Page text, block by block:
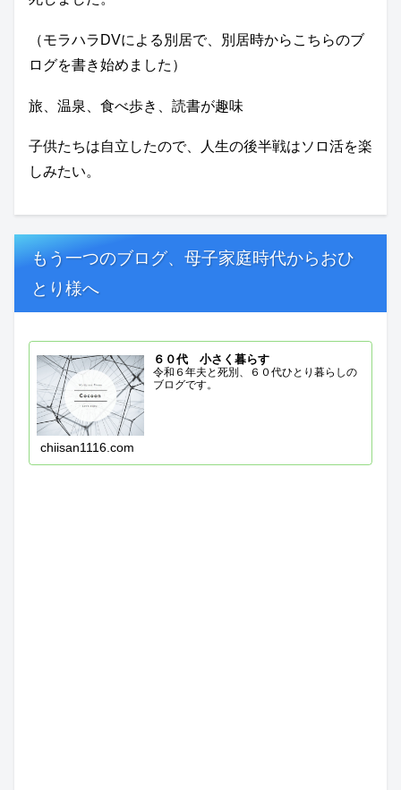
（モラハラDVによる別居で、別居時からこちらのブ
ログを書き始めました）
旅、温泉、食べ歩き、読書が趣味
子供たちは自立したので、人生の後半戦はソロ活を楽
しみたい。
もう一つのブログ、母子家庭時代からおひ
とり様へ
６０代 小さく暮らす
令和６年夫と死別、６０代ひとり暮らしの
ブログです。
chiisan1116.com